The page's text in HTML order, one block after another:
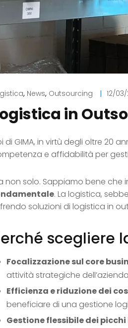
, News, Outsourcing | 12/
in
di GIMA, in virtù degli oltre 20
e affidabilità per
non solo. Sappiamo bene che
. La logistica,
soluzioni di logistica in
scegliere
Focalizzazione sul core
attività strategiche
Efficienza e riduzione dei
beneficiare di una gestione
Gestione flessibile dei